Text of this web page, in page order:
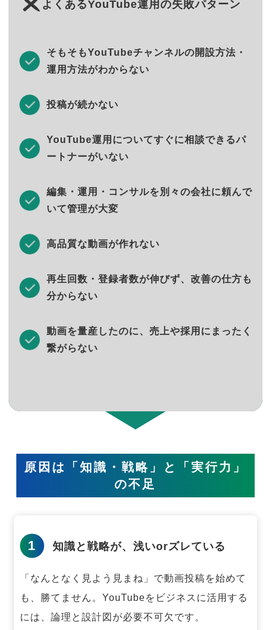
よくあるYouTube運用の失敗パターン
そもそもYouTubeチャンネルの開設方法・
運用方法がわからない
投稿が続かない
YouTube運用についてすぐに相談できるパ
ートナーがいない
編集・運用・コンサルを別々の会社に頼んで
いて管理が大変
高品質な動画が作れない
再生回数・登録者数が伸びず、改善の仕方も
分からない
動画を量産したのに、売上や採用にまったく
繋がらない
原因は「知識・戦略」と「実行力」
の不足
1 知識と戦略が、浅いorズレている
「なんとなく見よう見まね」で動画投稿を始めて
も、勝てません。 YouTubeをビジネスに活用する
には、論理と設計図が必要不可欠です。